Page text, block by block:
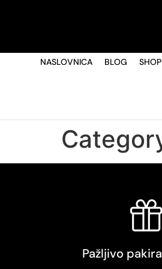
NASLOVNICA BLOG SHOP
Pažljivo